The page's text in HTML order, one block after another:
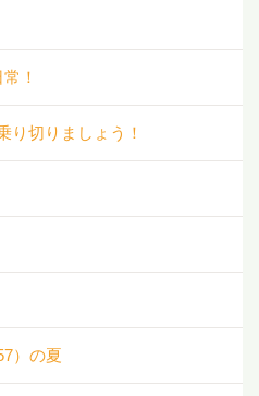
！
り切りましょう！
）の夏